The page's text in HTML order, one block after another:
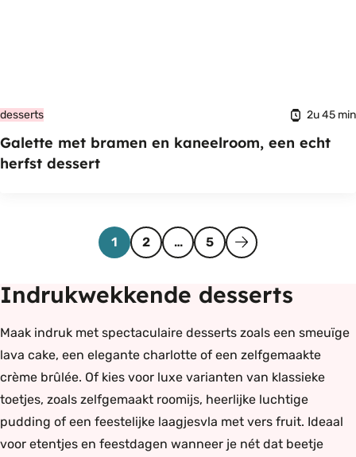
desserts 2u 45 min
Galette met bramen en kaneelroom, een echt
herfst dessert
Pagina
1 Pagina
2 … Pagina
5 Volgende
Indrukwekkende desserts
Maak indruk met spectaculaire desserts zoals een smeuïge
lava cake, een elegante charlotte of een zelfgemaakte
crème brûlée. Of kies voor luxe varianten van klassieke
toetjes, zoals zelfgemaakt roomijs, heerlijke luchtige
pudding of een feestelijke laagjesvla met vers fruit. Ideaal
voor etentjes en feestdagen wanneer je nét dat beetje